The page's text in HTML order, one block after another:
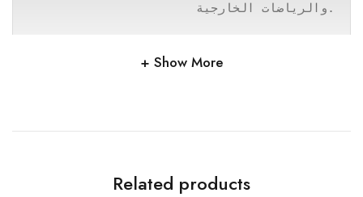
والرياضات الخارجية.
Show More
Related products